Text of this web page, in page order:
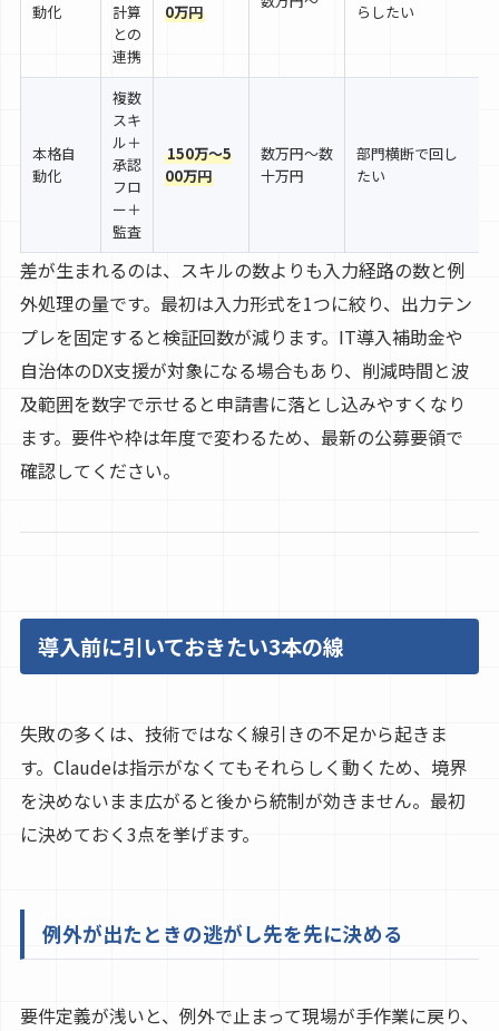
動化
計算
との
連携
0万円
らしたい
本格自
動化
複数
スキ
ル＋
承認
フロ
ー＋
監査
150万〜5
00万円
数万円〜数
十万円
部門横断で回し
たい
差が生まれるのは、スキルの数よりも入力経路の数と例
外処理の量です。最初は入力形式を1つに絞り、出力テン
プレを固定すると検証回数が減ります。IT導入補助金や
自治体のDX支援が対象になる場合もあり、削減時間と波
及範囲を数字で示せると申請書に落とし込みやすくなり
ます。要件や枠は年度で変わるため、最新の公募要領で
確認してください。
導入前に引いておきたい3本の線
失敗の多くは、技術ではなく線引きの不足から起きま
す。Claudeは指示がなくてもそれらしく動くため、境界
を決めないまま広がると後から統制が効きません。最初
に決めておく3点を挙げます。
例外が出たときの逃がし先を先に決める
要件定義が浅いと、例外で止まって現場が手作業に戻り、